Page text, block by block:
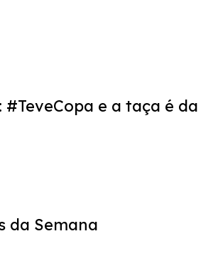
e a taça é da
da Semana